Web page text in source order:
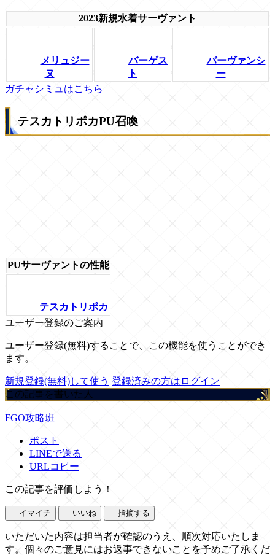
2023新規水着サーヴァント
メリュジー
ヌ
バーゲス
ト
バーヴァンシ
ー
ガチャシミュはこちら
テスカトリポカPU召喚
PUサーヴァントの性能
テスカトリポカ
ユーザー登録のご案内
ユーザー登録(無料)することで、この機能を使うことができ
ます。
新規登録(無料)して使う 登録済みの方はログイン
この記事を書いた人
FGO攻略班
ポスト
LINEで送る
URLコピー
この記事を評価しよう！
イマイチ いいね 指摘する
いただいた内容は担当者が確認のうえ、順次対応いたしま
す。個々のご意見にはお返事できないことを予めご了承くだ